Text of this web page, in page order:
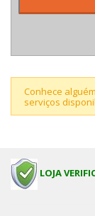
Conhece
serviços
LOJA